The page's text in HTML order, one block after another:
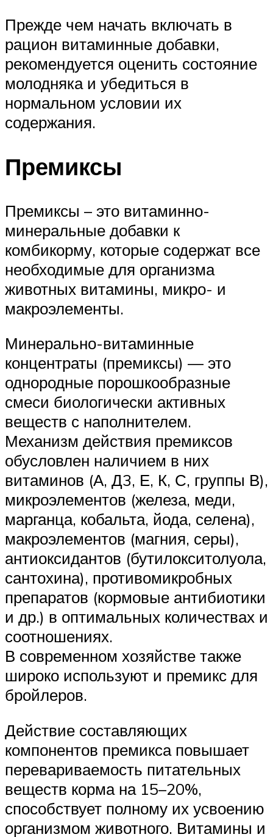
Прежде чем начать включать в
рацион витаминные добавки,
рекомендуется оценить состояние
молодняка и убедиться в
нормальном условии их
содержания.
Премиксы
Премиксы – это витаминно-
минеральные добавки к
комбикорму, которые содержат все
необходимые для организма
животных витамины, микро- и
макроэлементы.
Минерально-витаминные
концентраты (премиксы) — это
однородные порошкообразные
смеси биологически активных
веществ с наполнителем.
Механизм действия премиксов
обусловлен наличием в них
витаминов (А, Д3, Е, К, С, группы В),
микроэлементов (железа, меди,
марганца, кобальта, йода, селена),
макроэлементов (магния, серы),
антиоксидантов (бутилокситолуола,
сантохина), противомикробных
препаратов (кормовые антибиотики
и др.) в оптимальных количествах и
соотношениях.
В современном хозяйстве также
широко используют и премикс для
бройлеров.
Действие составляющих
компонентов премикса повышает
перевариваемость питательных
веществ корма на 15–20%,
способствует полному их усвоению
организмом животного. Витамины и